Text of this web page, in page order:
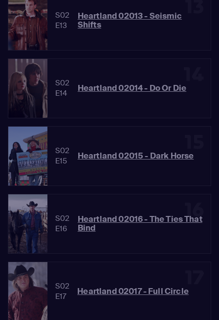
S02
E13
Heartland 02013 - Seismic
Shifts
S02
E14
Heartland 02014 - Do Or Die
S02
E15
Heartland 02015 - Dark Horse
16
S02
E16
Heartland 02016 - The Ties That
Bind
S02
E17
Heartland 02017 - Full Circle